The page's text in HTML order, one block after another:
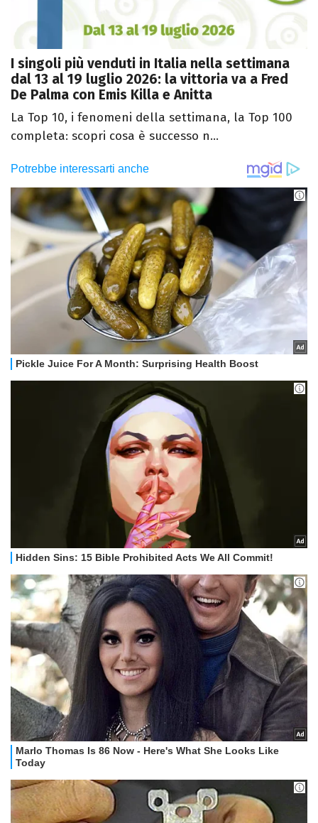
I singoli più venduti in Italia nella settimana
dal 13 al 19 luglio 2026: la vittoria va a Fred
De Palma con Emis Killa e Anitta
La Top 10, i fenomeni della settimana, la Top 100
completa: scopri cosa è successo n...